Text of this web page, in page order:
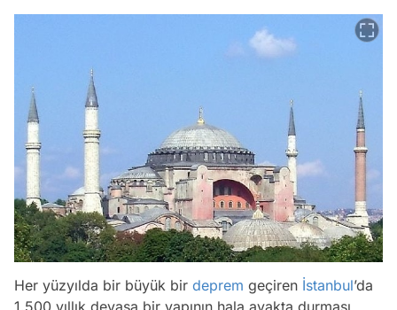
Her yüzyılda bir büyük bir deprem geçiren İstanbul’da